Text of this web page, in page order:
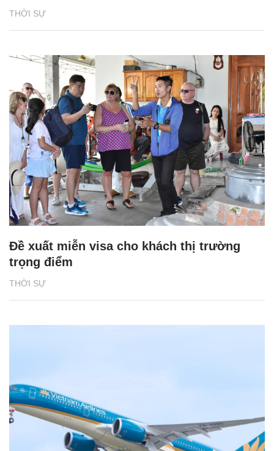
THỜI SỰ
THỜI SỰ
Đề xuất miễn visa cho khách thị trường
trọng điểm